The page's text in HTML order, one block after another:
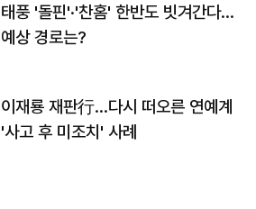
태풍 '돌핀'·'찬홈' 한반도 빗겨간다…
예상 경로는?
이재룡 재판行…다시 떠오른 연예계
'사고 후 미조치' 사례